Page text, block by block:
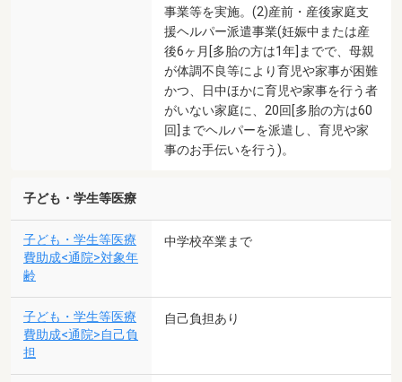
事業等を実施。(2)産前・産後家庭支
援ヘルパー派遣事業(妊娠中または産
後6ヶ月[多胎の方は1年]までで、母親
が体調不良等により育児や家事が困難
かつ、日中ほかに育児や家事を行う者
がいない家庭に、20回[多胎の方は60
回]までヘルパーを派遣し、育児や家
事のお手伝いを行う)。
子ども・学生等医療
子ども・学生等医療
費助成<通院>対象年
齢
中学校卒業まで
子ども・学生等医療
費助成<通院>自己負
担
自己負担あり